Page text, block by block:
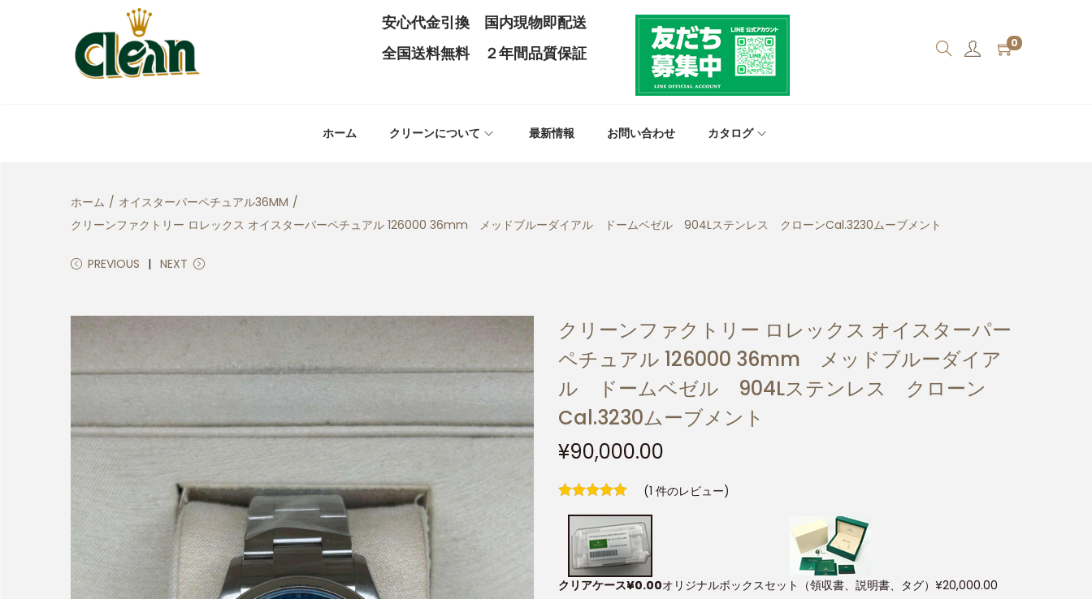
安心代金引換 国内現物即配送
全国送料無料 ２年間品質保証
0
ホーム クリーンについて 最新情報 お問い合わせ カタログ
ホーム / オイスターパーペチュアル36MM /
クリーンファクトリー ロレックス オイスターパーペチュアル 126000 36mm メッドブルーダイアル ドームベゼル 904Lステンレス クローンCal.3230ムーブメント
PREVIOUS NEXT
クリーンファクトリー ロレックス オイスターパー
ペチュアル 126000 36mm メッドブルーダイア
ル ドームベゼル 904Lステンレス クローン
Cal.3230ムーブメント
¥90,000.00
(1 件のレビュー)
クリアケース¥0.00オリジナルボックスセット（領収書、説明書、タグ） ¥20,000.00